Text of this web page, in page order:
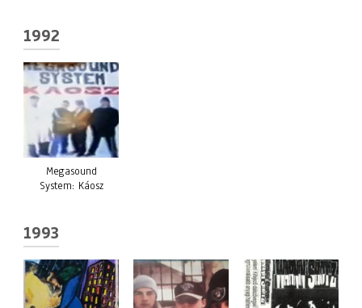
1992
Megasound
System: Káosz
1993